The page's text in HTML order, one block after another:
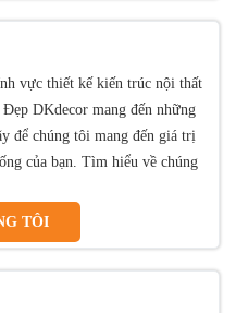
vực thiết kế kiến trúc nội thất
DKdecor mang đến những
để chúng tôi mang đến giá trị
của bạn. Tìm hiểu về chúng
TÔI